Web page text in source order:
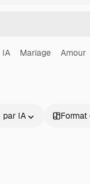
IA Mariage Amour
par IA Format